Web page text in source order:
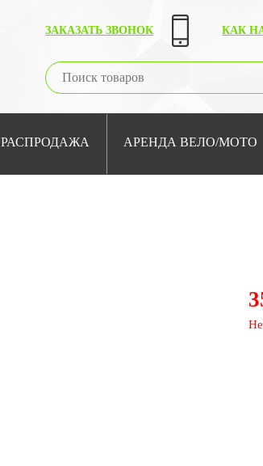
ЗАКАЗАТЬ ЗВОНОК
КАК
РАСПРОДАЖА АРЕНДА ВЕЛО/МОТО